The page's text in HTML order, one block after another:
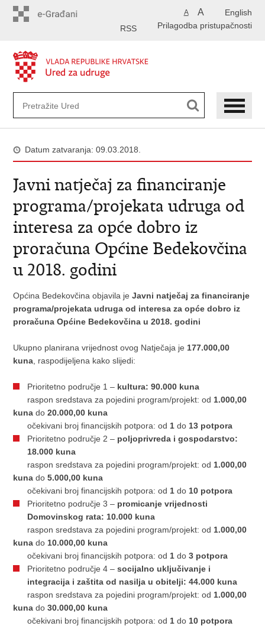
English
A A
Prilagodba pristupačnosti
RSS
Datum zatvaranja: 09.03.2018.
Javni natječaj za financiranje
programa/projekata udruga od
interesa za opće dobro iz
proračuna Općine Bedekovčina
u 2018. godini
Općina Bedekovčina objavila jeJavni natječaj za financiranje
programa/projekata udruga od interesa za opće dobro iz
proračuna Općine Bedekovčina u 2018. godini
Ukupno planirana vrijednost ovog Natječaja je 177.000,00
kuna , raspodijeljena kako slijedi:
Prioritetno područje 1 – kultura: 90.000 kuna
raspon sredstava za pojedini program/projekt: od 1.000,00
kunado20.000,00 kuna
očekivani broj financijskih potpora: od 1 do 13 potpora
Prioritetno područje 2 – poljoprivreda i gospodarstvo:
18.000 kuna
raspon sredstava za pojedini program/projekt: od 1.000,00
kunado5.000,00 kuna
očekivani broj financijskih potpora: od 1 do 10 potpora
Prioritetno područje 3 – promicanje vrijednosti
Domovinskog rata: 10.000 kuna
raspon sredstava za pojedini program/projekt: od 1.000,00
kunado 10.000,00 kuna
očekivani broj financijskih potpora: od 1 do3 potpora
Prioritetno područje 4 –socijalno uključivanje i
integracija i zaštita od nasilja u obitelji: 44.000 kuna
raspon sredstava za pojedini program/projekt: od 1.000,00
kunado30.000,00 kuna
očekivani broj financijskih potpora: od 1 do 10 potpora